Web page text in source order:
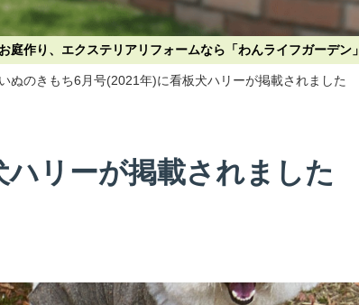
庭作り、エクステリアリフォームなら「わんライフガーデン」
いぬのきもち6月号(2021年)に看板犬ハリーが掲載されました
リーが掲載されました